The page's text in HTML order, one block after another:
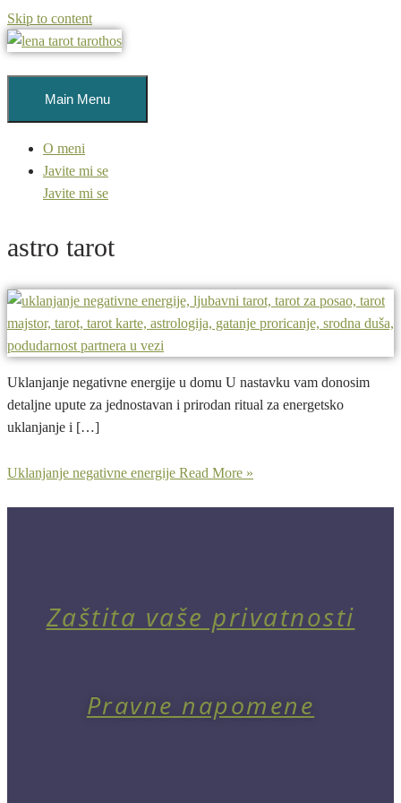
Skip to content
Main Menu
O meni
Javite mi se
Javite mi se
astro tarot
Uklanjanje negativne energije u domu U nastavku vam donosim
detaljne upute za jednostavan i prirodan ritual za energetsko
uklanjanje i […]
Uklanjanje negativne energije Read More »
Zaštita vaše privatnosti
Pravne napomene